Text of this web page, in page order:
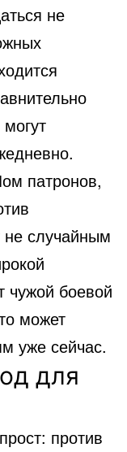
не
патронов,
не случайным
чужой боевой
может
уже сейчас.
для
против